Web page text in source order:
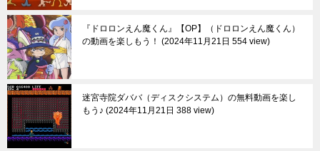
『ドロロンえん魔くん』【OP】（ドロロンえん魔くん）
の動画を楽しもう！
2024年11月21日 554 view
迷宮寺院ダババ（ディスクシステム）の無料動画を楽し
もう♪ 2024年11月21日 388 view